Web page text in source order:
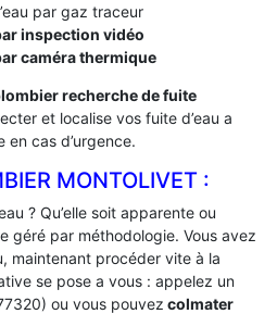
par gaz traceur
inspection vidéo
caméra thermique
recherche de fuite
et localise vos fuite d’eau a
cas d’urgence.
MONTOLIVET :
? Qu’elle soit apparente ou
géré par méthodologie. Vous avez
maintenant procéder vite à la
se pose a vous : appelez un
ou vous pouvez colmater